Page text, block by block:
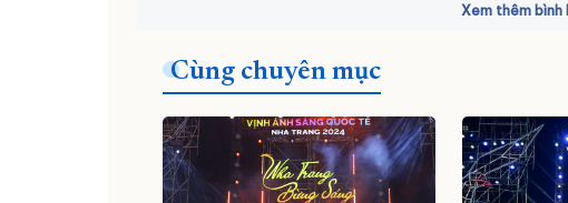
Xem thêm bình
Cùng chuyên mục